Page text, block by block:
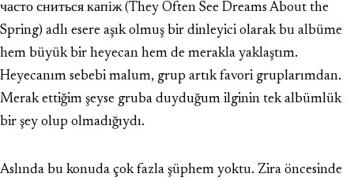
часто сниться капіж (They Often See Dreams About the
Spring) adlı esere aşık olmuş bir dinleyici olarak bu albüme
hem büyük bir heyecan hem de merakla yaklaştım.
Heyecanım sebebi malum, grup artık favori gruplarımdan.
Merak ettiğim şeyse gruba duyduğum ilginin tek albümlük
bir şey olup olmadığıydı.
Aslında bu konuda çok fazla şüphem yoktu. Zira öncesinde